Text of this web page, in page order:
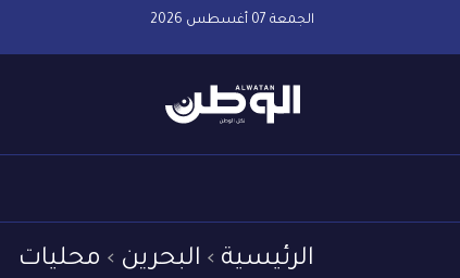
الجمعة 07 أغسطس 2026
الرئيسية البحرين محليات